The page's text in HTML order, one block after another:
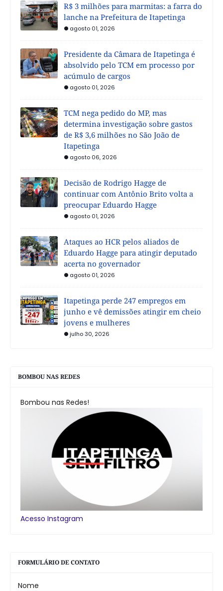
R$ 3 milhões para marmitas: a farra do
lanche na Prefeitura de Itapetinga
agosto 01, 2026
Presidente da Câmara de Itapetinga é
absolvido pelo TCM em processo por
acúmulo de cargos
agosto 01, 2026
TCM nega pedido do MP, mas
determina investigação sobre gastos
de R$ 3,6 milhões no São João de
Itapetinga
agosto 06, 2026
Decisão de Rodrigo Hagge de
continuar com Antônio Brito volta a
preocupar Eduardo Hagge
agosto 01, 2026
Ataques ao HCR pelos aliados de
Eduardo Hagge para atingir deputado
acerta no governador
agosto 01, 2026
Itapetinga perde 247 empregos em
junho e vê demissões atingir em cheio
jovens e mulheres
julho 30, 2026
BOMBOU NAS REDES
Bombou nas Redes!
Acesso Instagram
FORMULÁRIO DE CONTATO
Nome